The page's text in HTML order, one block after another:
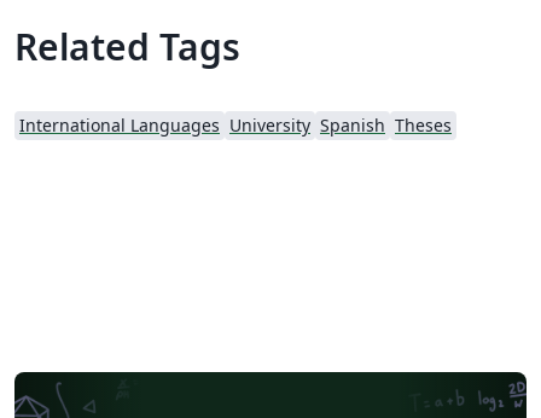
Related Tags
International Languages University Spanish Theses